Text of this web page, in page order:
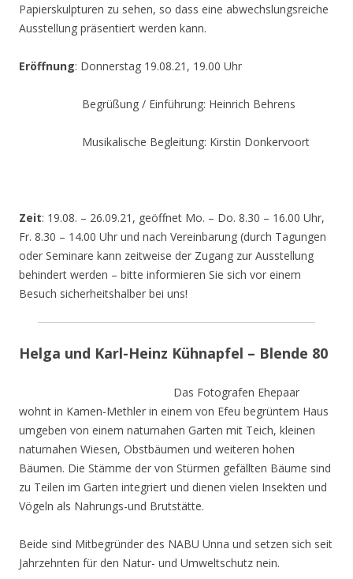
Papierskulpturen zu sehen, so dass eine abwechslungsreiche
Ausstellung präsentiert werden kann.
Eröffnung: Donnerstag 19.08.21, 19.00 Uhr
Begrüßung / Einführung: Heinrich Behrens
Musikalische Begleitung: Kirstin Donkervoort
Zeit: 19.08. – 26.09.21, geöffnet Mo. – Do. 8.30 – 16.00 Uhr,
Fr. 8.30 – 14.00 Uhr und nach Vereinbarung (durch Tagungen
oder Seminare kann zeitweise der Zugang zur Ausstellung
behindert werden – bitte informieren Sie sich vor einem
Besuch sicherheitshalber bei uns!
Helga und Karl-Heinz Kühnapfel – Blende 80
Das Fotografen Ehepaar
wohnt in Kamen-Methler in einem von Efeu begrüntem Haus
umgeben von einem naturnahen Garten mit Teich, kleinen
naturnahen Wiesen, Obstbäumen und weiteren hohen
Bäumen. Die Stämme der von Stürmen gefällten Bäume sind
zu Teilen im Garten integriert und dienen vielen Insekten und
Vögeln als Nahrungs-und Brutstätte.
Beide sind Mitbegründer des NABU Unna und setzen sich seit
Jahrzehnten für den Natur- und Umweltschutz nein.